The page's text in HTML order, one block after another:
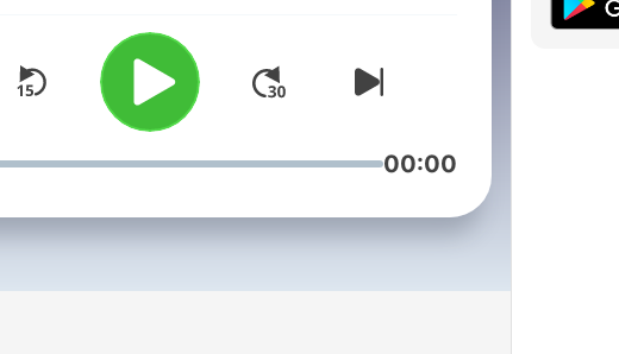
ressemblera notre pays dans
un quart de siècle. Des
spécialistes nous projettent
dans le quotidien bouleversé
sous des températures
plus de 2°C (par rapport à l'ère
00:00